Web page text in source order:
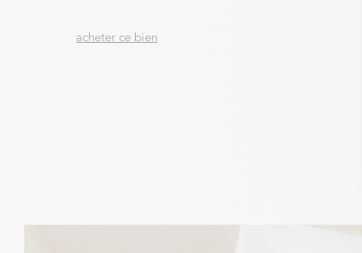
acheter ce bien